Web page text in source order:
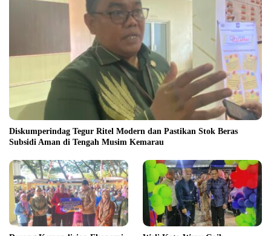
Diskumperindag Tegur Ritel Modern dan Pastikan Stok Beras
Subsidi Aman di Tengah Musim Kemarau